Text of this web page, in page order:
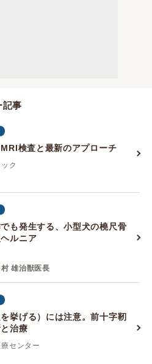
記事
MRI検査と最新のアプローチ
ク
も発生する、小型犬の橈尺骨
ルニア
村 雄治獣医長
挙げる）には注意。前十字靭
治療
センター